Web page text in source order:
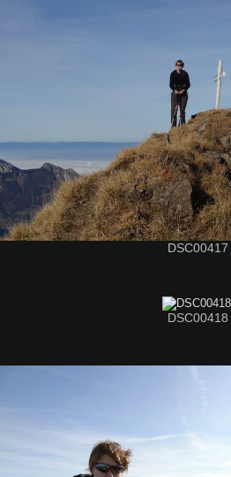
DSC00417
DSC00418